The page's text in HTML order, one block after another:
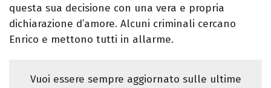
questa sua decisione con una vera e propria
dichiarazione d’amore. Alcuni criminali cercano
Enrico e mettono tutti in allarme.
Vuoi essere sempre aggiornato sulle ultime